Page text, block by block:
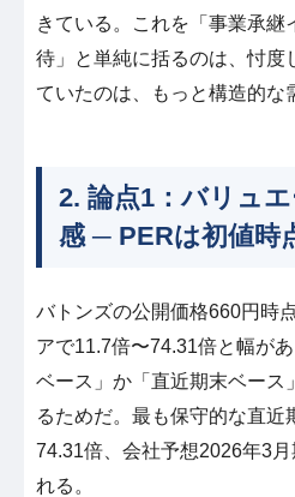
きている。これを「事業承継
待」と単純に括るのは、忖度
ていたのは、もっと構造的な
2. 論点1：バリュ
感 ─ PERは初値時
バトンズの公開価格660円時
アで11.7倍〜74.31倍と幅が
ベース」か「直近期末ベース
るためだ。最も保守的な直近
74.31倍、会社予想2026年3
れる。